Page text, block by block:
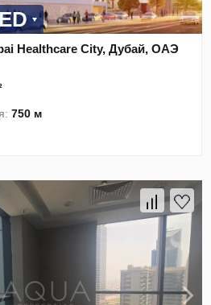
Healthcare City, Дубай, ОАЭ
750 м